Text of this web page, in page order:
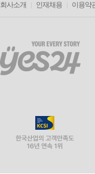
회사소개 인재채용 이용약